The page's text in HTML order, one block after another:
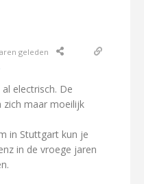
geleden
electrisch. De
maar moeilijk
in Stuttgart kun je
in de vroege jaren